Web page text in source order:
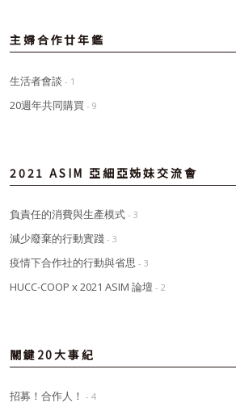
主婦合作廿年鑑
生活者會談 - 1
20週年共同購買 - 9
2021 ASIM 亞細亞姊妹交流會
負責任的消費與生產模式 - 3
減少廢棄的行動實踐 - 3
疫情下合作社的行動與省思 - 3
HUCC-COOP x 2021 ASIM 論壇 - 2
關鍵20大事紀
招募！合作人！ - 4